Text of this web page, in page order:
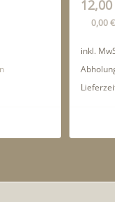
0,00€
inkl.